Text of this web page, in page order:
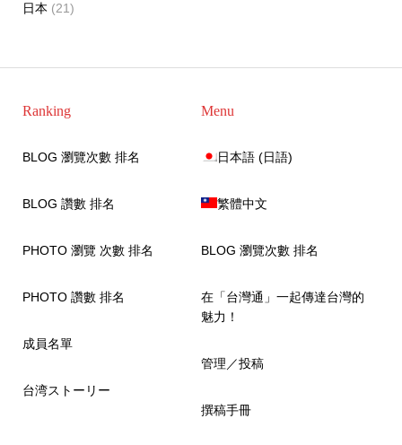
日本 (21)
Ranking
BLOG 瀏覽次數 排名
BLOG 讚數 排名
PHOTO 瀏覽 次數 排名
PHOTO 讚數 排名
成員名單
台湾ストーリー
Menu
日本語 (日語)
繁體中文
BLOG 瀏覽次數 排名
在「台灣通」一起傳達台灣的
魅力！
管理／投稿
撰稿手冊